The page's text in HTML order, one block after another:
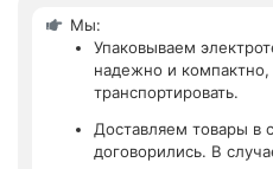
Мы:
Упаковываем
надежно и
транспортировать.
Доставляем товары в
договорились. В